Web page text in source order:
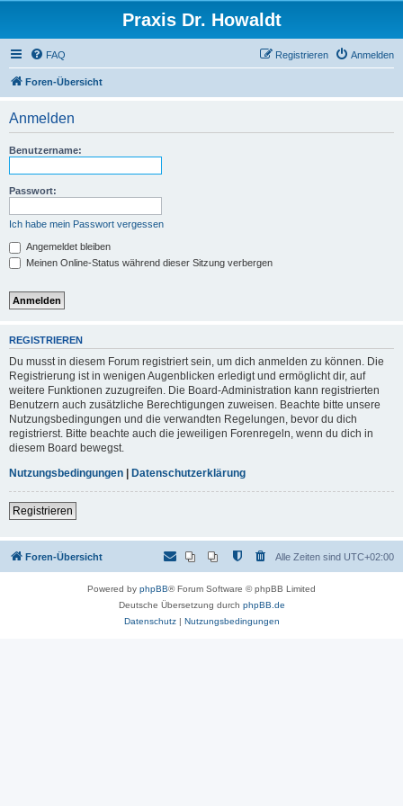
Praxis Dr. Howaldt
FAQ Anmelden
Registrieren
Foren-Übersicht
Anmelden
Benutzername:
Passwort:
Ich habe mein Passwort vergessen
Angemeldet bleiben
Meinen Online-Status während dieser Sitzung verbergen
REGISTRIEREN
Du musst in diesem Forum registriert sein, um dich anmelden zu können. Die
Registrierung ist in wenigen Augenblicken erledigt und ermöglicht dir, auf
weitere Funktionen zuzugreifen. Die Board-Administration kann registrierten
Benutzern auch zusätzliche Berechtigungen zuweisen. Beachte bitte unsere
Nutzungsbedingungen und die verwandten Regelungen, bevor du dich
registrierst. Bitte beachte auch die jeweiligen Forenregeln, wenn du dich in
diesem Board bewegst.
Nutzungsbedingungen | Datenschutzerklärung
Registrieren
Foren-Übersicht Alle Zeiten sind UTC+02:00
Powered by phpBB® Forum Software © phpBB Limited
Deutsche Übersetzung durch phpBB.de
Datenschutz| Nutzungsbedingungen